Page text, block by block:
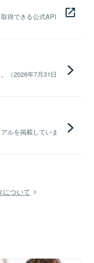
得できる公式API
（2026年7月31日
ルを掲載していま
ついて